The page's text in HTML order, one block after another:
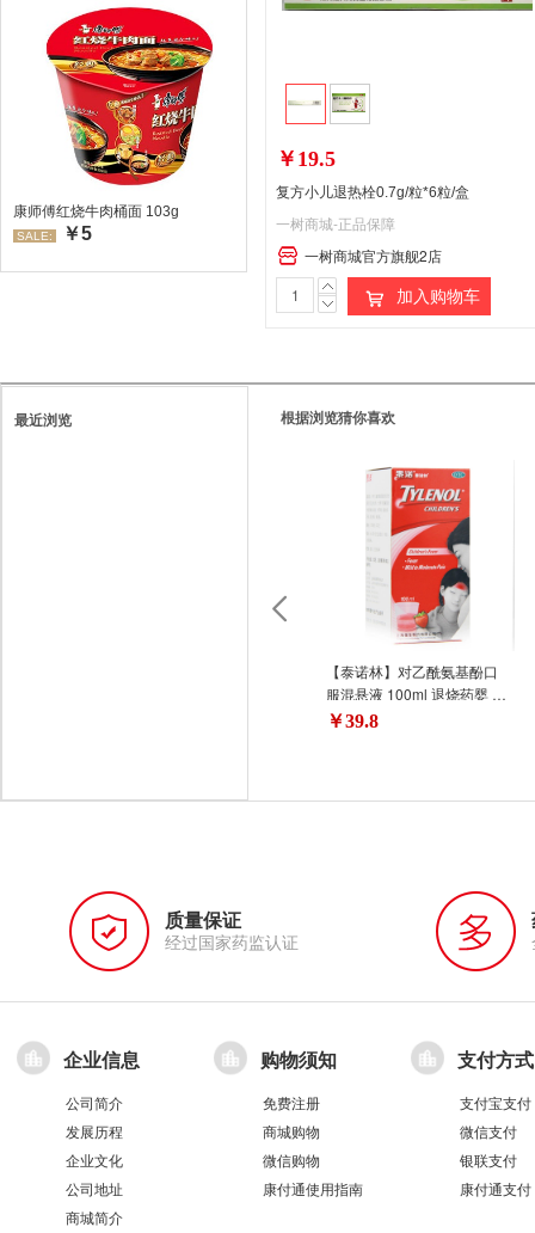
康师傅红烧牛肉桶面 103g
SALE: ￥5
￥19.5
复方小儿退热栓0.7g/粒*6粒/盒
一树商城-正品保障
一树商城官方旗舰2店
加入购物车
最近浏览 根据浏览猜你喜欢
【泰诺林】对乙酰氨基酚口
服混悬液 100ml 退烧药婴 酚
口服混悬液
￥39.8
质量保证
经过国家药监认证
企业信息
公司简介
发展历程
企业文化
公司地址
商城简介
购物须知
免费注册
商城购物
微信购物
康付通使用指南
支付方式
支付宝支付
微信支付
银联支付
康付通支付